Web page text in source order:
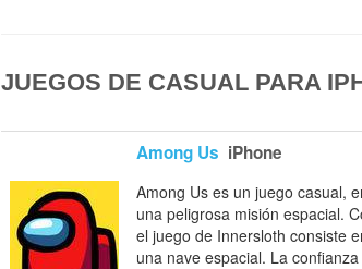
JUEGOS DE CASUAL PARA
Among Us iPhone
Among Us es un juego casual,
una peligrosa misión espacial.
el juego de Innersloth consiste
una nave espacial. La